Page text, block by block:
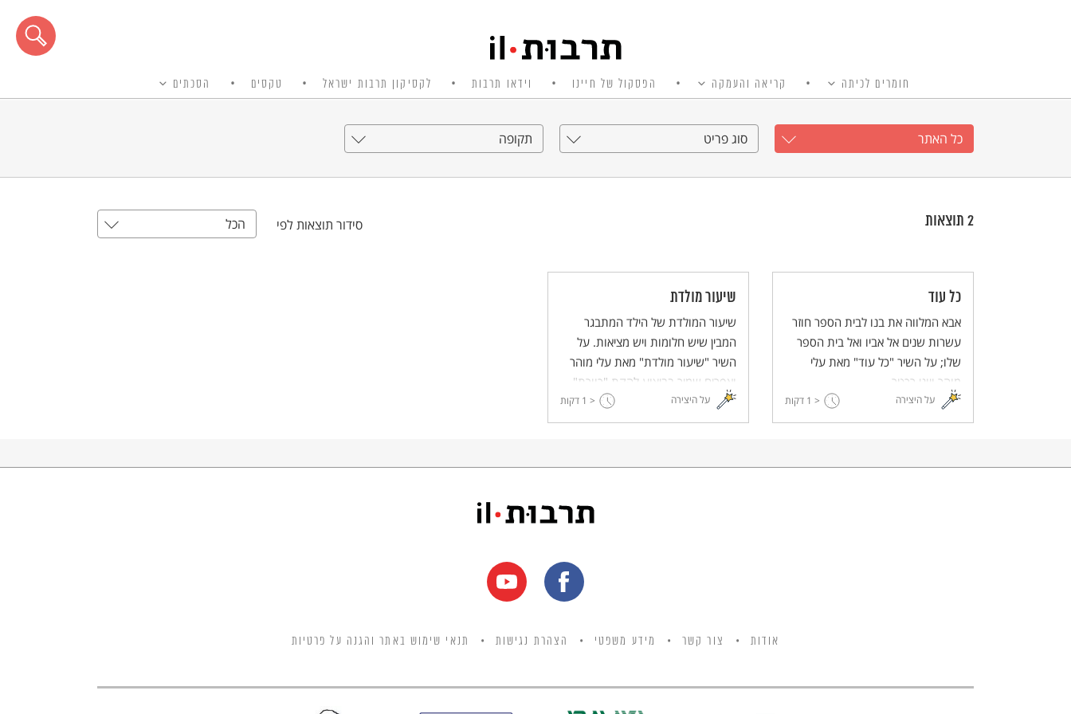
חומרים לכיתה קריאה והעמקה הפסקול של חיינו וידאו תרבות לקסיקון תרבות ישראל טקסים הסכתים
כל האתר סוג פריט תקופה
2 תוצאות סידור תוצאות לפי הכל
כל עוד
אבא המלווה את בנו לבית הספר חוזר
עשרות שנים אל אביו ואל בית הספר
שלו; על השיר "כל עוד" מאת עלי
מוהר ויוני רכטר.
על היצירה < 1 דקות
שיעור מולדת
שיעור המולדת של הילד המתבגר
המבין שיש חלומות ויש מציאות. על
השיר "שיעור מולדת" מאת עלי מוהר
ואפרים שמיר בביצוע להקת "כוורת".
על היצירה < 1 דקות
אודות צור קשר מידע משפטי הצהרת נגישות תנאי שימוש באתר והגנה על פרטיות